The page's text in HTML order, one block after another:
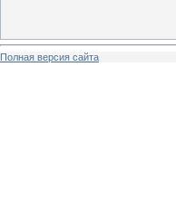
Полная версия сайта